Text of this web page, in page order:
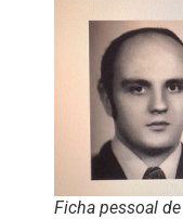
Ficha pessoal